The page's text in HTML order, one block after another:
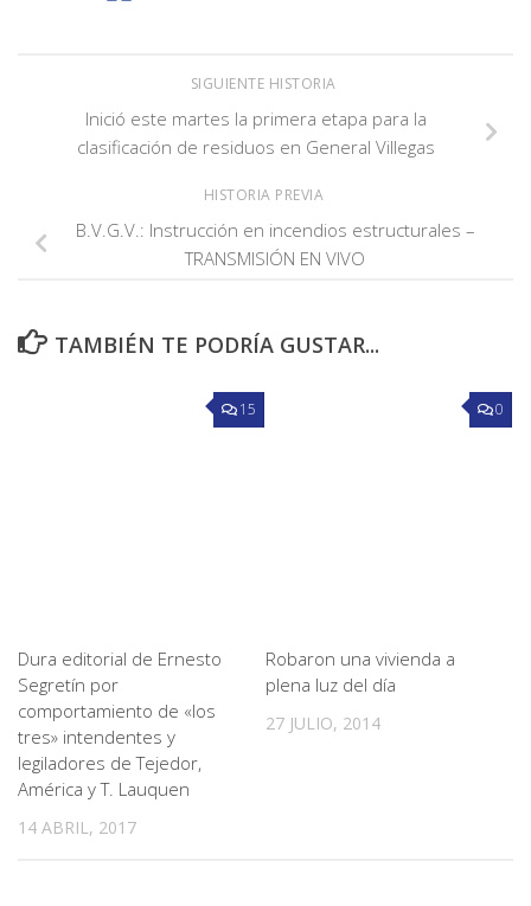
SIGUIENTE HISTORIA
Inició este martes la primera etapa para la
clasificación de residuos en General Villegas
HISTORIA PREVIA
B.V.G.V.: Instrucción en incendios estructurales –
TRANSMISIÓN EN VIVO
TAMBIÉN TE PODRÍA GUSTAR...
15
Dura editorial de Ernesto
Segretín por
comportamiento de «los
tres» intendentes y
legiladores de Tejedor,
América y T. Lauquen
14 ABRIL, 2017
0
Robaron una vivienda a
plena luz del día
27 JULIO, 2014